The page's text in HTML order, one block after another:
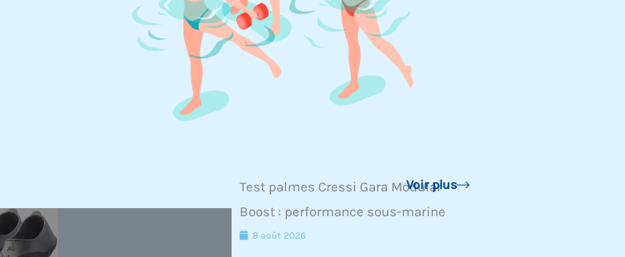
Test palmes Cressi Gara Modular
Boost : performance sous-marine
8 août 2026
Voir plus